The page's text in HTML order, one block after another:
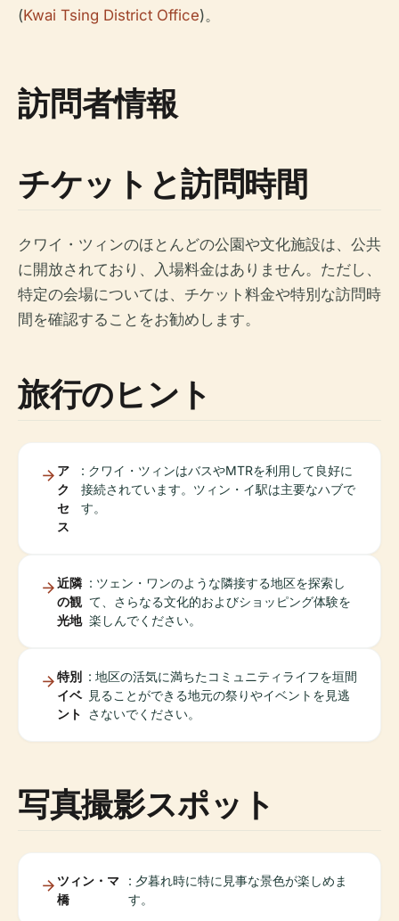
(Kwai Tsing District Office)。
訪問者情報
チケットと訪問時間
クワイ・ツィンのほとんどの公園や文化施設は、公共
に開放されており、入場料金はありません。ただし、
特定の会場については、チケット料金や特別な訪問時
間を確認することをお勧めします。
旅行のヒント
ア
ク
セ
ス
: クワイ・ツィンはバスやMTRを利用して良好に
接続されています。ツィン・イ駅は主要なハブで
す。
近隣
の観
光地
: ツェン・ワンのような隣接する地区を探索し
て、さらなる文化的およびショッピング体験を
楽しんでください。
特別
イベ
ント
: 地区の活気に満ちたコミュニティライフを垣間
見ることができる地元の祭りやイベントを見逃
さないでください。
写真撮影スポット
ツィン・マ
橋
: 夕暮れ時に特に見事な景色が楽しめま
す。